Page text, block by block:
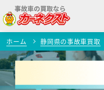
ホーム 静岡県の事故車買取